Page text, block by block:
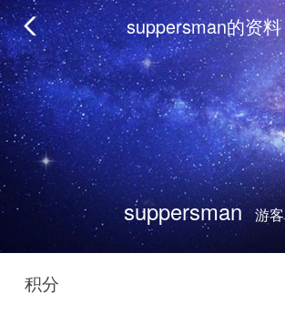
suppersman的资料
suppersman 游客
积分